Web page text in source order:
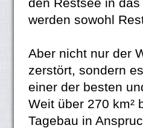
werden sowohl
Aber nicht nur der
zerstört, sondern
einer der besten
Weit über 270 km²
Tagebau in